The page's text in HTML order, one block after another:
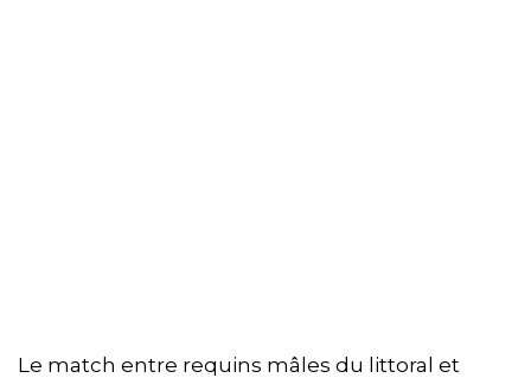
Le match entre requins mâles du littoral et